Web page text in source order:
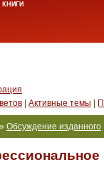
Активные темы
» Обсуждение изданного